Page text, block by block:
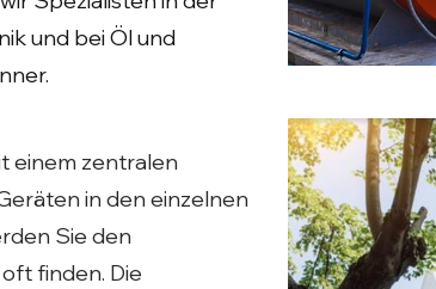
und bei Öl und
einem zentralen
in den einzelnen
Sie den
finden. Die